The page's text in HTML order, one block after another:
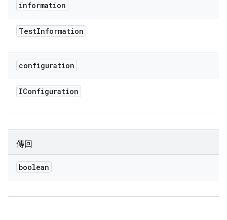
information
TestInformation
configuration
IConfiguration
傳回
boolean